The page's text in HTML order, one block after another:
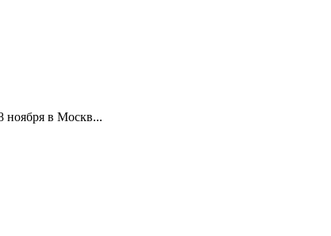
ноября в Москв...